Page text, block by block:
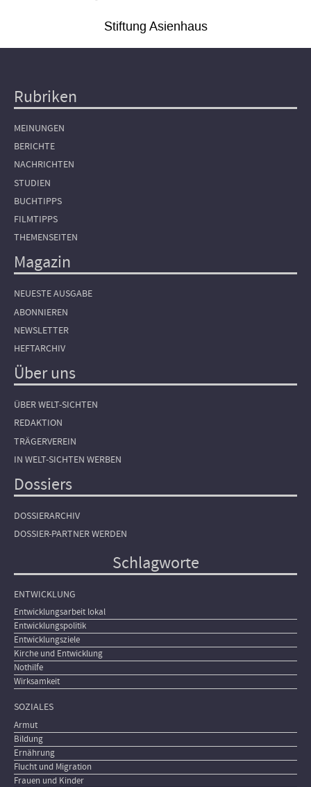
Stiftung Asienhaus
Hauptnavigation
Rubriken
MEINUNGEN
BERICHTE
NACHRICHTEN
STUDIEN
BUCHTIPPS
FILMTIPPS
THEMENSEITEN
Magazin
NEUESTE AUSGABE
ABONNIEREN
NEWSLETTER
HEFTARCHIV
Über uns
ÜBER WELT-SICHTEN
REDAKTION
TRÄGERVEREIN
IN WELT-SICHTEN WERBEN
Dossiers
DOSSIERARCHIV
DOSSIER-PARTNER WERDEN
Schlagworte
ENTWICKLUNG
Entwicklungsarbeit lokal
Entwicklungspolitik
Entwicklungsziele
Kirche und Entwicklung
Nothilfe
Wirksamkeit
SOZIALES
Armut
Bildung
Ernährung
Flucht und Migration
Frauen und Kinder